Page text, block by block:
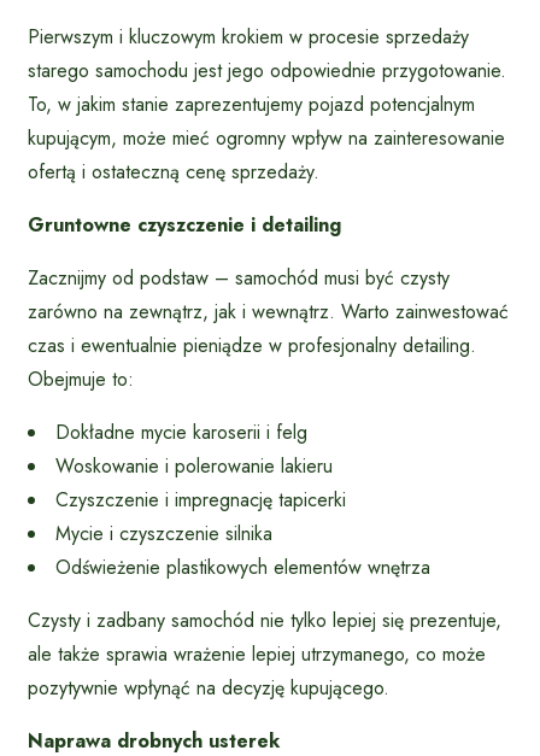
Pierwszym i kluczowym krokiem w procesie sprzedaży
starego samochodu jest jego odpowiednie przygotowanie.
To, w jakim stanie zaprezentujemy pojazd potencjalnym
kupującym, może mieć ogromny wpływ na zainteresowanie
ofertą i ostateczną cenę sprzedaży.
Gruntowne czyszczenie i detailing
Zacznijmy od podstaw – samochód musi być czysty
zarówno na zewnątrz, jak i wewnątrz. Warto zainwestować
czas i ewentualnie pieniądze w profesjonalny detailing.
Obejmuje to:
Dokładne mycie karoserii i felg
Woskowanie i polerowanie lakieru
Czyszczenie i impregnację tapicerki
Mycie i czyszczenie silnika
Odświeżenie plastikowych elementów wnętrza
Czysty i zadbany samochód nie tylko lepiej się prezentuje,
ale także sprawia wrażenie lepiej utrzymanego, co może
pozytywnie wpłynąć na decyzję kupującego.
Naprawa drobnych usterek